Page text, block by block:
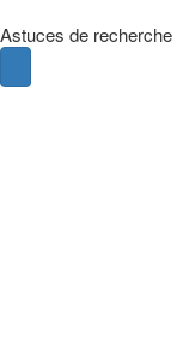
Astuces de recherche